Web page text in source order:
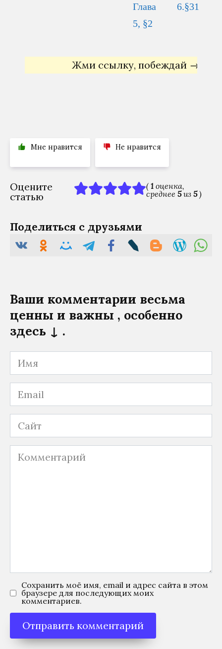
Жми ссылку, побеждай →
Оцените
статью
(1 оценка,
среднее5из5)
Поделиться с друзьями
Ваши комментарии весьма
ценны и важны , особенно
здесь ↓ .
Имя
Email
Сайт
Комментарий
Сохранить моё имя, email и адрес сайта в этом
браузере для последующих моих
комментариев.